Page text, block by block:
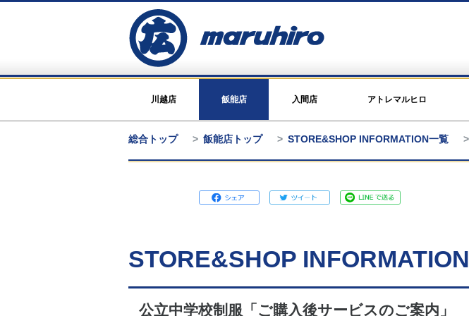
川越店 飯能店 入間店 アトレマルヒロ
総合トップ 飯能店トップ STORE&SHOP INFORMATION一覧
STORE&SHOP INFORMATION
公立中学校制服「ご購入後サービスのご案内」